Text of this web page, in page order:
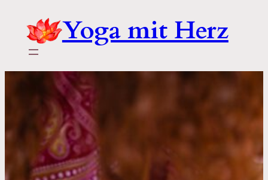
Inhalt
springen
Yoga mit Herz